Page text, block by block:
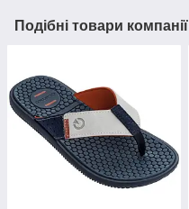
Подібні товари компанії